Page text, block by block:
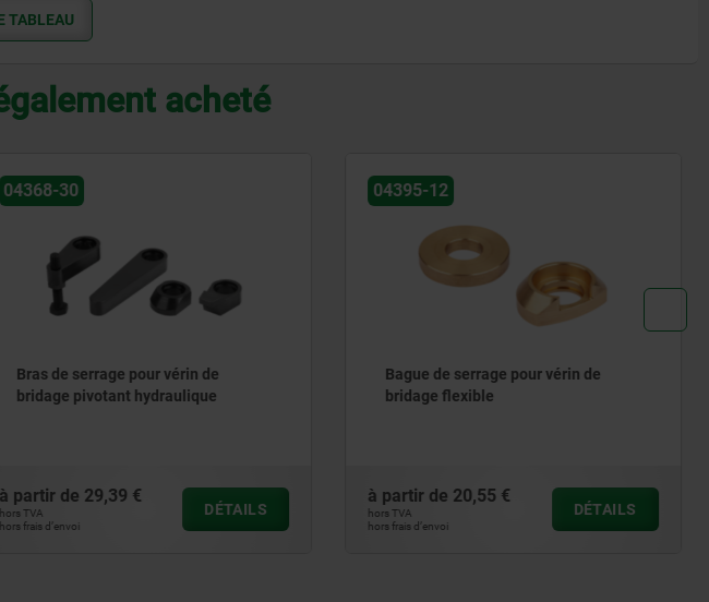
TABLEAU
acheté
04395-12
Bague de serrage pour vérin de
bridage flexible
à partir de20,55 €
hors TVA
hors frais d’envoi
DÉTAILS
04395-11
Vis de serrage avec bague de
serrage pour vérin de bridage
à partir de43,90 €
hors TVA
hors frais d’envoi
DÉTAILS